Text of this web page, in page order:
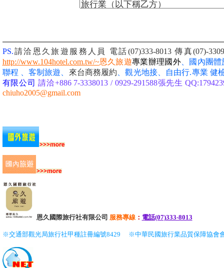
PS.請洽恩久旅遊服務人員 電話(07)333-8013傳真(07)-
http://www.104hotel.com.tw/~恩久旅遊專業辦理國外、國內團體
聯程 、客制旅遊、 來台商務履約 、觀光地接、自由行.專業 健
有限公司 請洽+886 7-3338013 / 0929-291588張先生
chiuho2005@gmail.com
恩久國際旅行社有限公司 服務專線： 電話(07)333-8013
※交通部觀光局旅行社甲種註冊編號8429 ※中華民國旅行業品質保障協會